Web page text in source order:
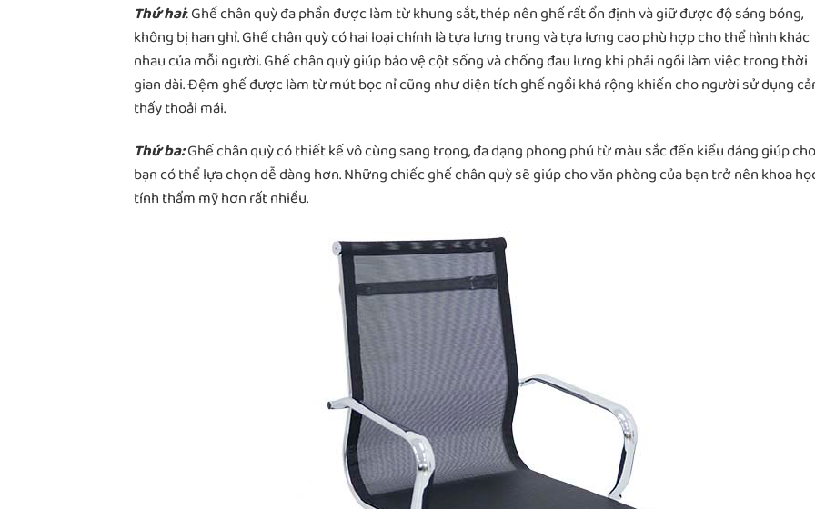
Thứ hai: Ghế chân quỳ đa phần được làm từ khung sắt, thép nên ghế rất ổn định và giữ được độ sáng bóng,
không bị han ghỉ. Ghế chân quỳ có hai loại chính là tựa lưng trung và tựa lưng cao phù hợp cho thể hình khác
nhau của mỗi người. Ghế chân quỳ giúp bảo vệ cột sống và chống đau lưng khi phải ngồi làm việc trong thời
gian dài. Đệm ghế được làm từ mút bọc nỉ cũng như diện tích ghế ngồi khá rộng khiến cho người sử dụng
thấy thoải mái.
Thứ ba:Ghế chân quỳ có thiết kế vô cùng sang trọng, đa dạng phong phú từ màu sắc đến kiểu dáng giúp cho
bạn có thể lựa chọn dễ dàng hơn. Những chiếc ghế chân quỳ sẽ giúp cho văn phòng của bạn trở nên khoa
tính thẩm mỹ hơn rất nhiều.